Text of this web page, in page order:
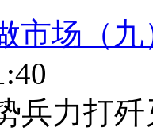
市场（
兵力打